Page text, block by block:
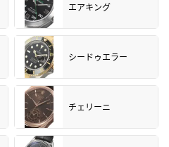
エアキング
シードゥエラー
チェリーニ